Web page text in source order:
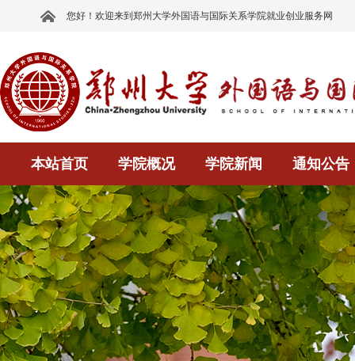
您好！欢迎来到郑州大学外国语与国际关系学院就业创业服务网
本站首页 学院概况 学院新闻 通知公告